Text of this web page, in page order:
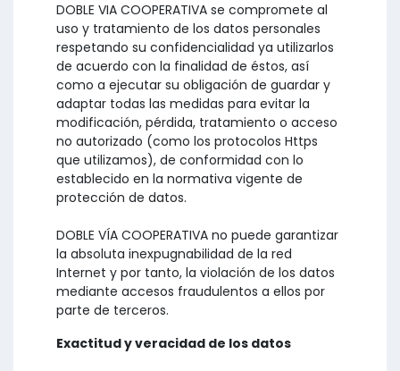
DOBLE VIA COOPERATIVA se compromete al
uso y tratamiento de los datos personales
respetando su confidencialidad ya utilizarlos
de acuerdo con la finalidad de éstos, así
como a ejecutar su obligación de guardar y
adaptar todas las medidas para evitar la
modificación, pérdida, tratamiento o acceso
no autorizado (como los protocolos Https
que utilizamos), de conformidad con lo
establecido en la normativa vigente de
protección de datos.
DOBLE VÍA COOPERATIVA no puede garantizar
la absoluta inexpugnabilidad de la red
Internet y por tanto, la violación de los datos
mediante accesos fraudulentos a ellos por
parte de terceros.
Exactitud y veracidad de los datos